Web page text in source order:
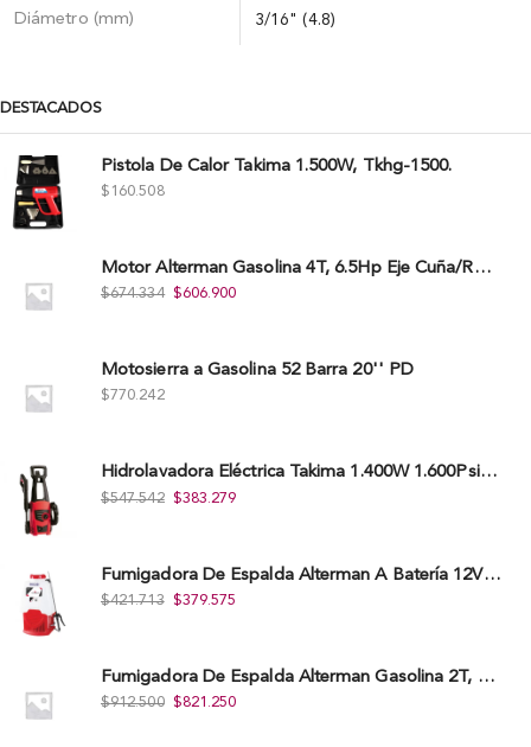
Diámetro (mm) 3/16" (4.8)
DESTACADOS
Pistola De Calor Takima 1.500W, Tkhg-1500.
$ 160.508
Motor Alterman Gasolina 4T, 6.5Hp Eje Cuña/Rosca 3/4", Xge65K.
$674.334 $606.900
Motosierra a Gasolina 52 Barra 20'' PD
$770.242
Hidrolavadora Eléctrica Takima 1.400W 1.600Psi, Tkepw-1600-A.
$547.542 $383.279
Fumigadora De Espalda Alterman A Baterí­a 12V/12Ah, 20Litros, Xkes20.
$421.713 $379.575
Fumigadora De Espalda Alterman Gasolina 2T, 26 Cc, Bomba Nylon Libre Mantenimiento, Tf900-A.
$912.500 $821.250